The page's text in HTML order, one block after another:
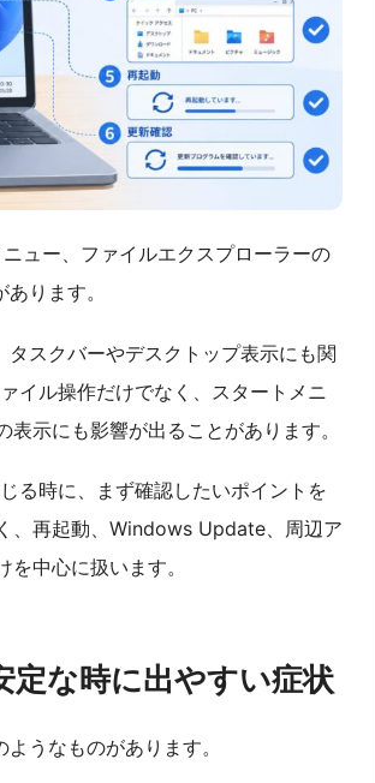
ュー、ファイルエクスプローラーの
ります。
スクバーやデスクトップ表示にも関
イル操作だけでなく、スタートメニ
示にも影響が出ることがあります。
る時に、まず確認したいポイントを
、再起動、Windows Update、周辺ア
中心に扱います。
な時に出やすい症状
うなものがあります。